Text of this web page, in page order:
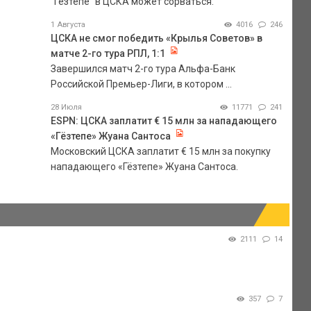
1 Августа 4016 246
ЦСКА не смог победить «Крылья Советов» в
матче 2-го тура РПЛ, 1:1
Завершился матч 2-го тура Альфа-Банк
Российской Премьер-Лиги, в котором ...
28 Июля 11771 241
ESPN: ЦСКА заплатит € 15 млн за нападающего
«Гёзтепе» Жуана Сантоса
Московский ЦСКА заплатит € 15 млн за покупку
нападающего «Гёзтепе» Жуана Сантоса.
2111 14
357 7